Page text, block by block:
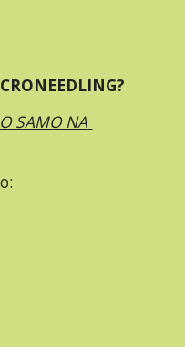
SAMO NA